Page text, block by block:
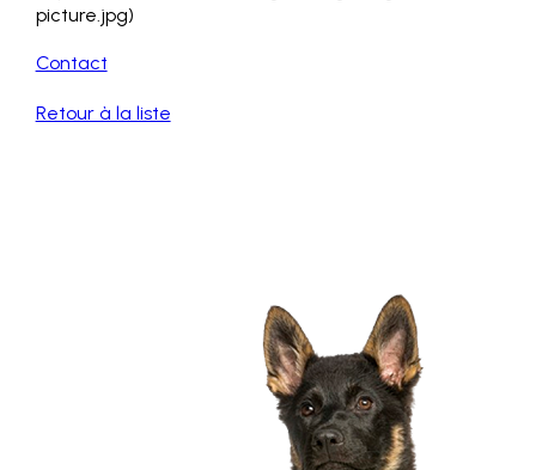
picture.jpg)
Contact
Retour à la liste